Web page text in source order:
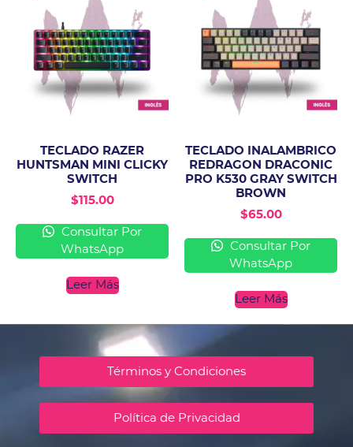
TECLADO RAZER
HUNTSMAN MINI CLICKY
SWITCH
$115.00
Consultar Por
WhatsApp
Leer Más
TECLADO INALAMBRICO
REDRAGON DRACONIC
PRO K530 GRAY SWITCH
BROWN
$65.00
Consultar Por
WhatsApp
Leer Más
Términos y Condiciones
Política de Privacidad